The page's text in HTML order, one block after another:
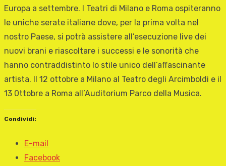
Europa a settembre. I Teatri di Milano e Roma ospiteranno
le uniche serate italiane dove, per la prima volta nel
nostro Paese, si potrà assistere all’esecuzione live dei
nuovi brani e riascoltare i successi e le sonorità che
hanno contraddistinto lo stile unico dell’affascinante
artista. Il 12 ottobre a Milano al Teatro degli Arcimboldi e il
13 0ttobre a Roma all’Auditorium Parco della Musica.
Condividi:
E-mail
Facebook